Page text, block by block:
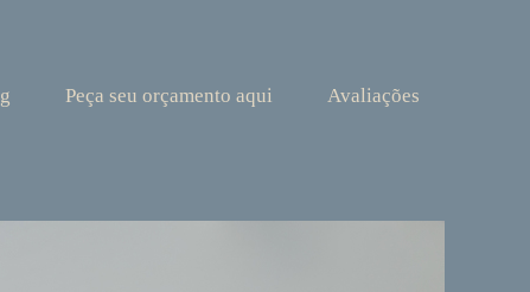
Peça seu orçamento aqui Avaliações